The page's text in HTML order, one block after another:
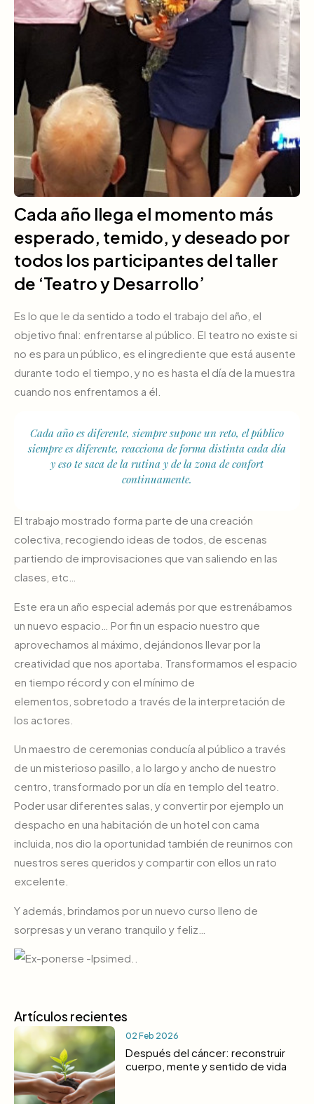
Cada año llega el momento más
esperado, temido, y deseado por
todos los participantes del taller
de ‘Teatro y Desarrollo’
Es lo que le da sentido a todo el trabajo del año, el
objetivo final: enfrentarse al público. El teatro no existe si
no es para un público, es el ingrediente que está ausente
durante todo el tiempo, y no es hasta el día de la muestra
cuando nos enfrentamos a él.
Cada año es diferente, siempre supone un reto, el público
siempre es diferente, reacciona de forma distinta cada día
y eso te saca de la rutina y de la zona de confort
continuamente.
El trabajo mostrado forma parte de una creación
colectiva, recogiendo ideas de todos, de escenas
partiendo de improvisaciones que van saliendo en las
clases, etc…
Este era un año especial además por que estrenábamos
un nuevo espacio… Por fin un espacio nuestro que
aprovechamos al máximo, dejándonos llevar por la
creatividad que nos aportaba. Transformamos el espacio
en tiempo récord y con el mínimo de
elementos, sobretodo a través de la interpretación de
los actores.
Un maestro de ceremonias conducía al público a través
de un misterioso pasillo, a lo largo y ancho de nuestro
centro, transformado por un día en templo del teatro.
Poder usar diferentes salas, y convertir por ejemplo un
despacho en una habitación de un hotel con cama
incluida, nos dio la oportunidad también de reunirnos con
nuestros seres queridos y compartir con ellos un rato
excelente.
Y además, brindamos por un nuevo curso lleno de
sorpresas y un verano tranquilo y feliz…
Artículos recientes
02 Feb 2026
Después del cáncer: reconstruir
cuerpo, mente y sentido de vida